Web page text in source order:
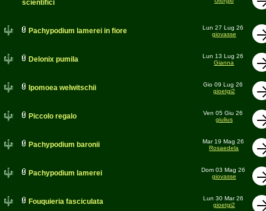
scientifici
Pachypodium lamerei in fiore
Lun 27 Lug 26
giovasse
Delonix pumila
Lun 13 Lug 26
Gianna
Ipomoea welwitschii
Gio 09 Lug 26
gioetgi2
Piccolo regalo
Ven 05 Giu 26
giulius
Pachypodium baronii
Mar 19 Mag 26
Rosaedela
Pachypodium lamerei
Dom 03 Mag 26
giovasse
Fouquieria fasciculata
Lun 30 Mar 26
gioetgi2